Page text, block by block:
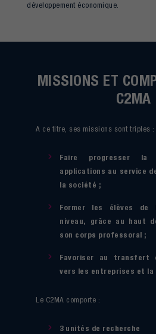
développement économique.
MISSIONS ET
C2MA
A ce titre, ses missions sont triples :
Faire progresser
applications au service
la société ;
Former les élèves de
niveau, grâce au haut
son corps professoral ;
Favoriser au transfert
vers les entreprises et la
Le C2MA comporte :
3 unités de recherche